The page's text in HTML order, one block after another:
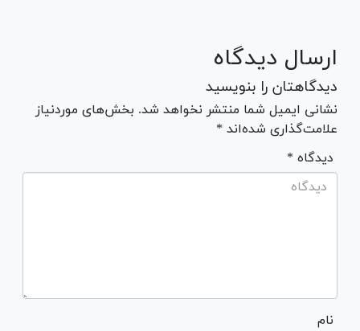
ارسال دیدگاه
دیدگاهتان را بنویسید
نشانی ایمیل شما منتشر نخواهد شد. بخش‌های موردنیاز
علامت‌گذاری شده‌اند *
* دیدگاه
نام